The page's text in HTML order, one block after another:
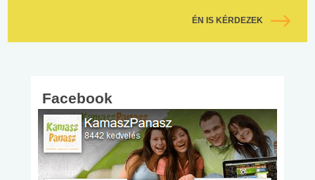
ÉN IS KÉRDEZEK
Facebook